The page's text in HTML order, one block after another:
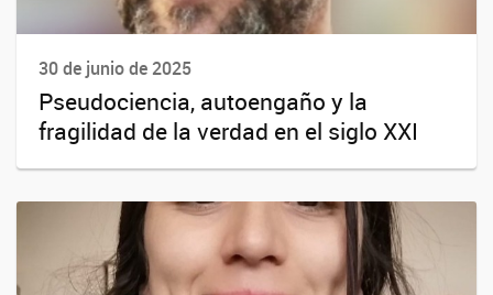
30 de junio de 2025
Pseudociencia, autoengaño y la
fragilidad de la verdad en el siglo XXI